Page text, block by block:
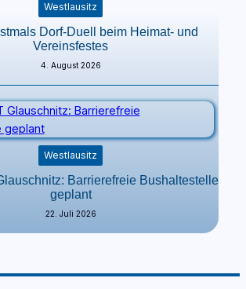
Westlausitz
Dorf-Duell beim Heimat- und
Vereinsfestes
4. August 2026
Westlausitz
Barrierefreie Bushaltestelle
geplant
22. Juli 2026